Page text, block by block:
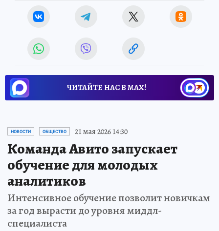
ЧИТАЙТЕ НАС В МАХ!
НОВОСТИ ОБЩЕСТВО 21 мая 2026 14:30
Команда Авито запускает
обучение для молодых
аналитиков
Интенсивное обучение позволит новичкам
за год вырасти до уровня миддл-
специалиста